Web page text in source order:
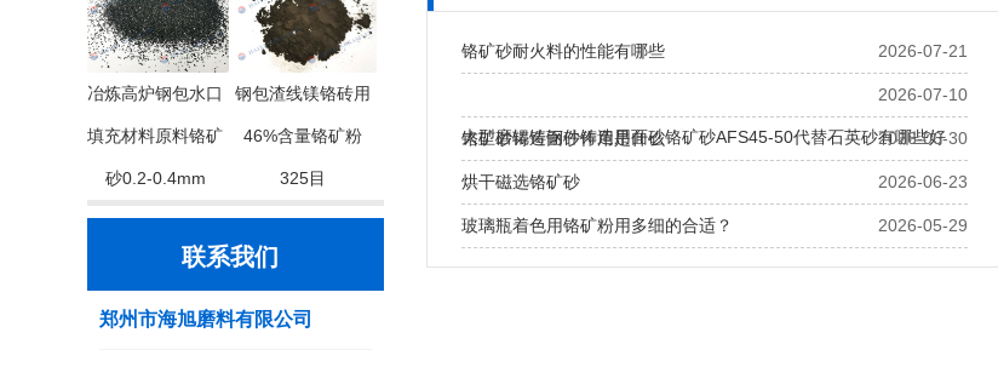
冶炼高炉钢包水口
填充材料原料铬矿
砂0.2-0.4mm
钢包渣线镁铬砖用
46%含量铬矿粉
325目
联系我们
郑州市海旭磨料有限公司
2026-07-21
铬矿砂耐火料的性能有哪些
2026-07-10
大型磨辊铸钢件铸造用面砂铬矿砂AFS45-50代替石英砂有哪些好
处？
2026-06-30
铬矿砂铸造面砂作用是什么
2026-06-23
烘干磁选铬矿砂
2026-05-29
玻璃瓶着色用铬矿粉用多细的合适？